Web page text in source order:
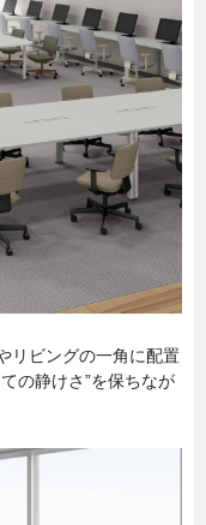
リビングの一角に配置
の静けさ”を保ちなが